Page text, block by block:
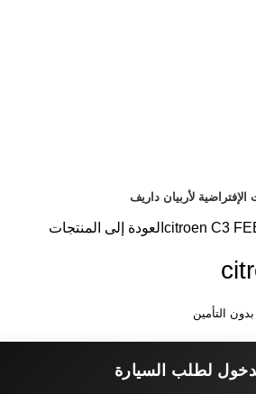
الإفتراضية لأربيان داريف
citroen C3العودة إلى المنتجات
التأمين
لطلب السيارة